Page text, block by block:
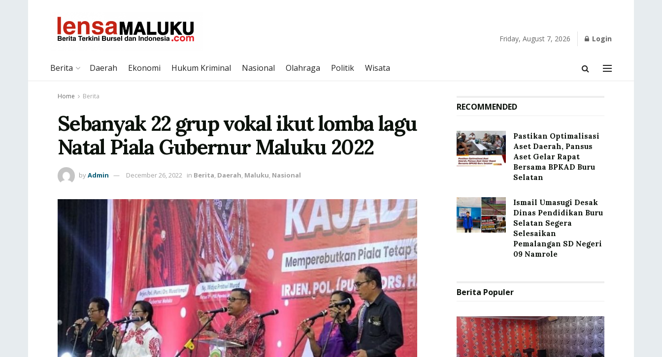
Friday, August 7, 2026 Login
Berita Daerah Ekonomi Hukum Kriminal Nasional Olahraga Politik Wisata
Home Berita
Sebanyak 22 grup vokal ikut lomba lagu
Natal Piala Gubernur Maluku 2022
byAdmin December 26, 2022 in Berita, Daerah, Maluku, Nasional
RECOMMENDED
Pastikan Optimalisasi
Aset Daerah, Pansus
Aset Gelar Rapat
Bersama BPKAD Buru
Selatan
Ismail Umasugi Desak
Dinas Pendidikan Buru
Selatan Segera
Selesaikan
Pemalangan SD Negeri
09 Namrole
Berita Populer